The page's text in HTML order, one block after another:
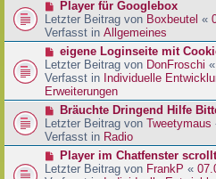
a
g
B
e
i
r
a
g
N
e
u
e
r
B
e
i
r
a
g
Player für Googlebox
Letzter Beitrag von Boxbeutel «
Verfasst in Allgemeines
N
e
u
e
r
B
e
i
r
eigene Loginseite mit
Letzter Beitrag von DonFroschi «
Verfasst in Individuelle
Erweiterungen
N
e
u
e
r
B
Bräuchte Dringend Hilfe
Letzter Beitrag von Tweetymaus
Verfasst in Radio
N
e
Player im Chatfenster
Letzter Beitrag von FrankP «